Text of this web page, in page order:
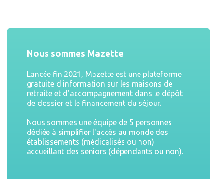
Nous sommes Mazette
Lancée fin 2021, Mazette est une plateforme
gratuite d'information sur les maisons de
retraite et d'accompagnement dans le dépôt
de dossier et le financement du séjour.
Nous sommes une équipe de 5 personnes
dédiée à simplifier l'accès au monde des
établissements (médicalisés ou non)
accueillant des seniors (dépendants ou non).